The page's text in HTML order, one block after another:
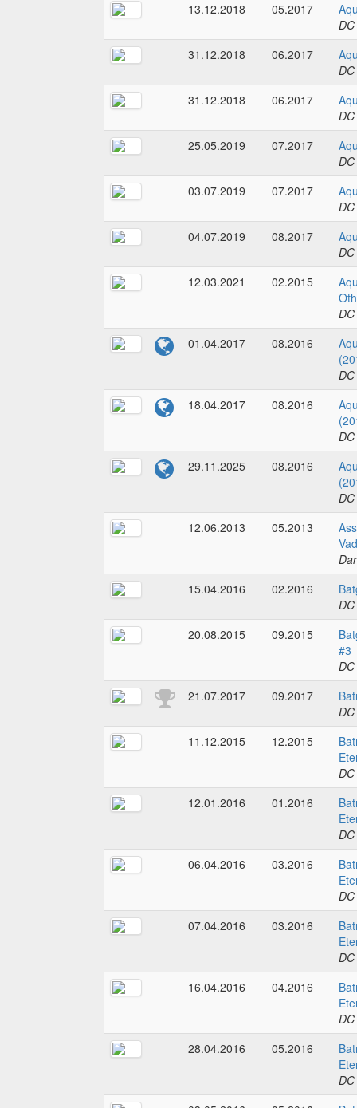
13.12.2018
05.2017
31.12.2018
06.2017
31.12.2018
06.2017
25.05.2019
07.2017
03.07.2019
07.2017
04.07.2019
08.2017
12.03.2021
02.2015
01.04.2017
08.2016
18.04.2017
08.2016
29.11.2025
08.2016
12.06.2013
05.2013
15.04.2016
02.2016
20.08.2015
09.2015
#3
21.07.2017
09.2017
11.12.2015
12.2015
12.01.2016
01.2016
06.04.2016
03.2016
07.04.2016
03.2016
16.04.2016
04.2016
28.04.2016
05.2016